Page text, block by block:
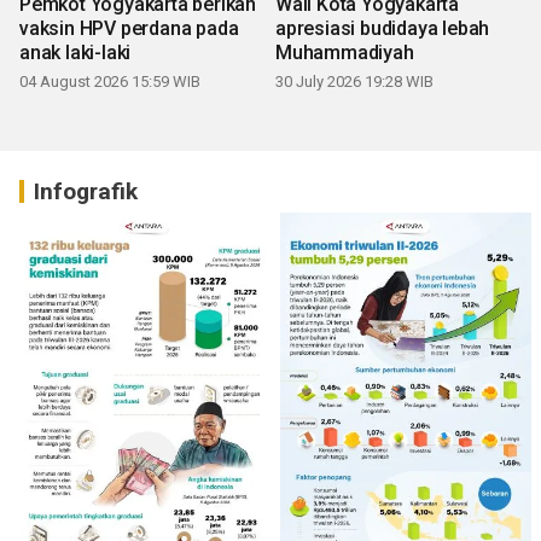
vaksin HPV perdana pada
anak laki-laki
04 August 2026 15:59 WIB
apresiasi budidaya lebah
Muhammadiyah
30 July 2026 19:28 WIB
Infografik